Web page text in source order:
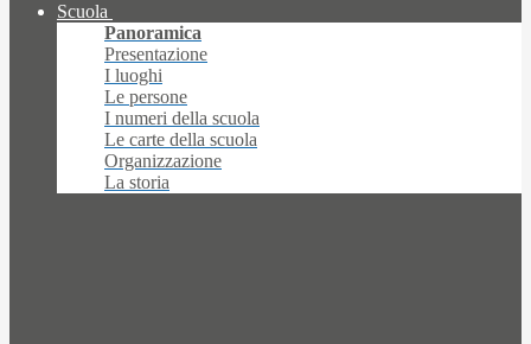
Scuola
Panoramica
Presentazione
I luoghi
Le persone
I numeri della scuola
Le carte della scuola
Organizzazione
La storia